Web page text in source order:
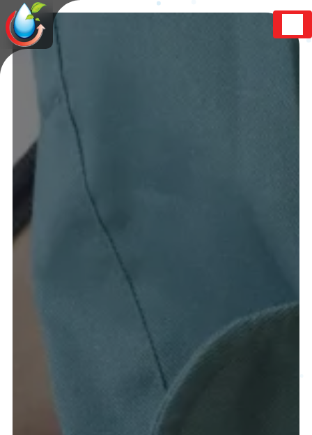
Panneau de gestion des cookies